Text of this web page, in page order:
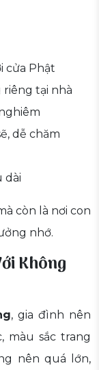
cửa Phật
tại nhà
dễ chăm
dài
còn là nơi con
nhớ.
Không
, gia đình nên
màu sắc trang
nên quá lớn,